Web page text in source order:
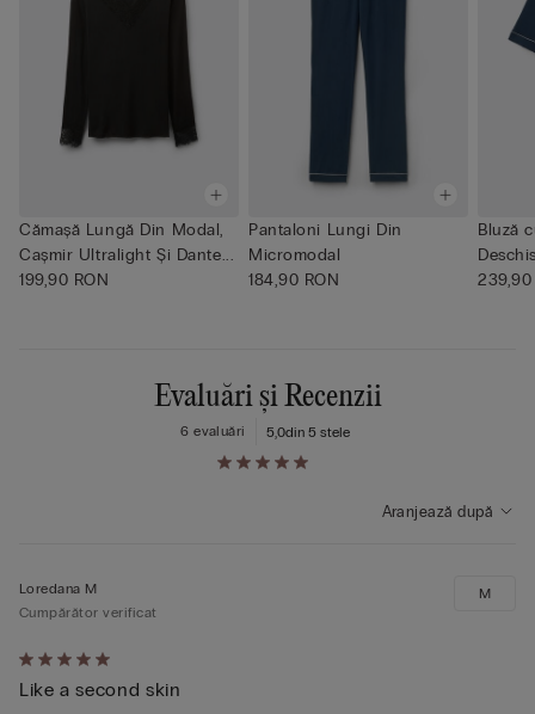
Cămașă Lungă Din Modal,
Cașmir Ultralight Și Dante...
199,90 RON
Pantaloni Lungi Din
Micromodal
184,90 RON
Bluză
239,90
Evaluări și Recenzii
5,0din 5 stele
6 evaluări
Aranjează după
Evaluat
5
Loredana M
Cumpărător verificat
Like a second skin
M